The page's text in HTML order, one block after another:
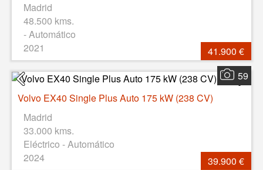
Madrid
48.500 kms.
- Automático
2021
41.900 €
59
Volvo EX40 Single Plus Auto 175 kW (238 CV)
Madrid
33.000 kms.
Eléctrico - Automático
2024
39.900 €